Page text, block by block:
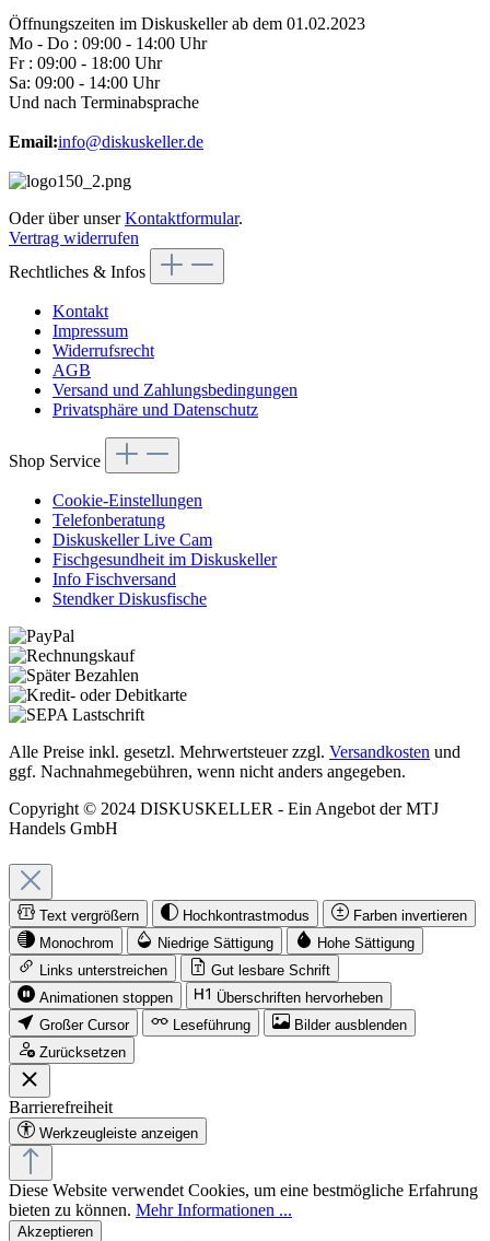
Öffnungszeiten im Diskuskeller ab dem 01.02.2023
Mo - Do : 09:00 - 14:00 Uhr
Fr : 09:00 - 18:00 Uhr
Sa: 09:00 - 14:00 Uhr
Und nach Terminabsprache
Email:info@diskuskeller.de
Oder über unserKontaktformular.
Vertrag widerrufen
Rechtliches & Infos
Kontakt
Impressum
Widerrufsrecht
AGB
Versand und Zahlungsbedingungen
Privatsphäre und Datenschutz
Shop Service
Cookie-Einstellungen
Telefonberatung
Diskuskeller Live Cam
Fischgesundheit im Diskuskeller
Info Fischversand
Stendker Diskusfische
Alle Preise inkl. gesetzl. Mehrwertsteuer zzgl. Versandkosten und
ggf. Nachnahmegebühren, wenn nicht anders angegeben.
Copyright © 2024 DISKUSKELLER - Ein Angebot der MTJ
Handels GmbH
Text vergrößern Hochkontrastmodus
Farben invertieren
Monochrom
Niedrige Sättigung
Hohe Sättigung
Links unterstreichen
Gut lesbare Schrift
Animationen stoppen
Überschriften hervorheben
Großer Cursor
Leseführung
Bilder ausblenden
Zurücksetzen
Barrierefreiheit
Werkzeugleiste anzeigen
Diese Website verwendet Cookies, um eine bestmögliche Erfahrung
bieten zu können. Mehr Informationen ...
Akzeptieren